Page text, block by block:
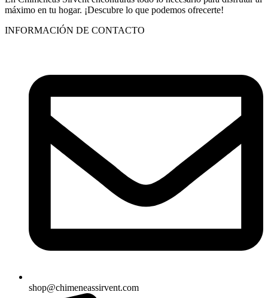
máximo en tu hogar. ¡Descubre lo que podemos ofrecerte!
INFORMACIÓN DE CONTACTO
shop@chimeneassirvent.com